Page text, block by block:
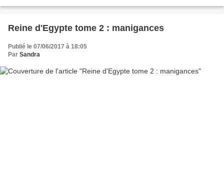
Reine d'Egypte tome 2 : manigances
Publié le 07/06/2017 à 18:05
Par Sandra